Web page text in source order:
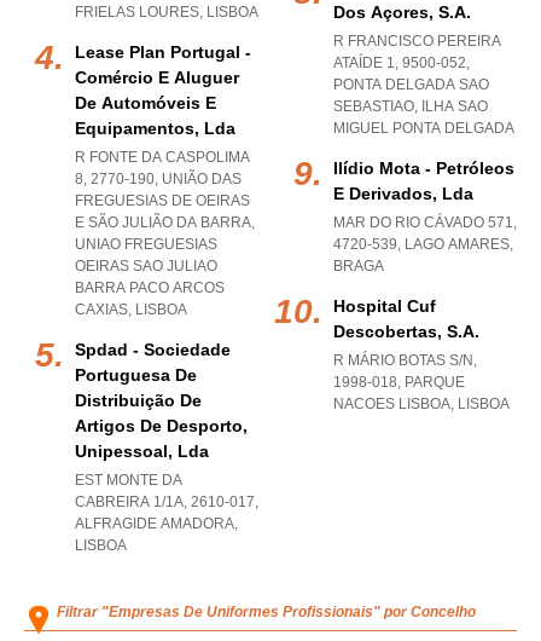
FRIELAS LOURES, LISBOA
Lease Plan Portugal -
Comércio E Aluguer
De Automóveis E
Equipamentos, Lda
R FONTE DA CASPOLIMA
8, 2770-190, UNIÃO DAS
FREGUESIAS DE OEIRAS
E SÃO JULIÃO DA BARRA,
UNIAO FREGUESIAS
OEIRAS SAO JULIAO
BARRA PACO ARCOS
CAXIAS, LISBOA
Spdad - Sociedade
Portuguesa De
Distribuição De
Artigos De Desporto,
Unipessoal, Lda
EST MONTE DA
CABREIRA 1/1A, 2610-017,
ALFRAGIDE AMADORA,
LISBOA
Dos Açores, S.a.
R FRANCISCO PEREIRA
ATAÍDE 1, 9500-052,
PONTA DELGADA SAO
SEBASTIAO, ILHA SAO
MIGUEL PONTA DELGADA
Ilídio Mota - Petróleos
E Derivados, Lda
MAR DO RIO CÁVADO 571,
4720-539, LAGO AMARES,
BRAGA
Hospital Cuf
Descobertas, S.a.
R MÁRIO BOTAS S/N,
1998-018, PARQUE
NACOES LISBOA, LISBOA
Filtrar "Empresas De Uniformes Profissionais" por Concelho